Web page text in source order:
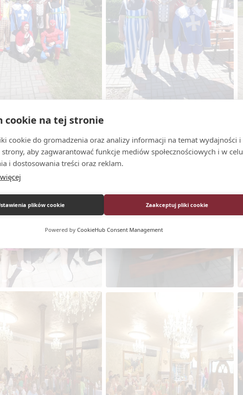
cookie na tej stronie
cookie do gromadzenia oraz analizy informacji na temat wydajności i
strony, aby zagwarantować funkcje mediów społecznościowych i w celu
i dostosowania treści oraz reklam.
plików cookie Zaakceptuj pliki cookie
Powered by CookieHub Consent Management